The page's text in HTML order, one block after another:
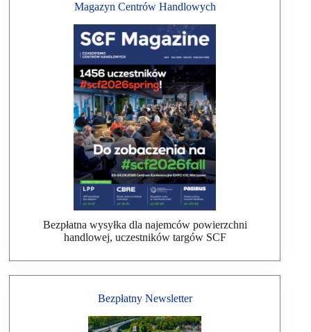
Magazyn Centrów Handlowych
Bezpłatna wysyłka dla najemców powierzchni
handlowej, uczestników targów SCF
Bezpłatny Newsletter